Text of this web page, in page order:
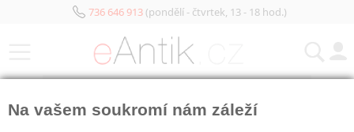
736 646 913(pondělí - čtvrtek, 13 - 18 hod.)
Na vašem soukromí nám záleží